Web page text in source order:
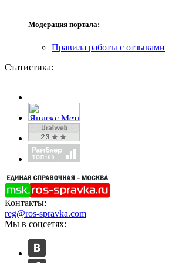
Модерация портала:
Правила работы с отзывами
Статистика:
Контакты:
reg@ros-spravka.com
Мы в соцсетях: